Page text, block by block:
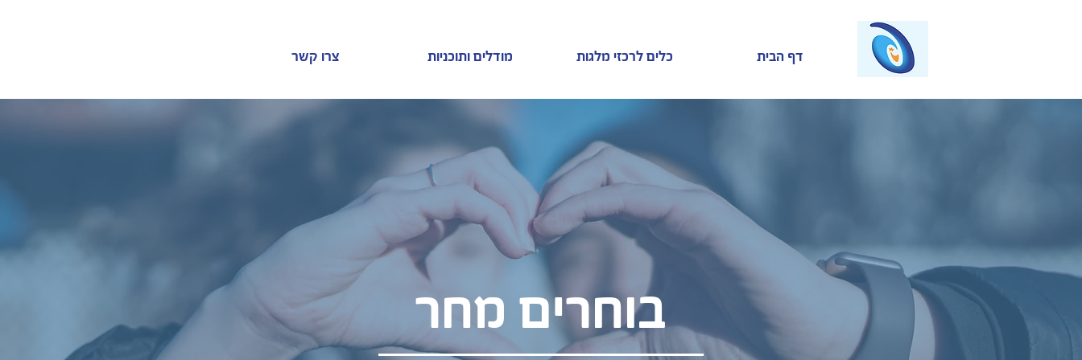
דף הבית כלים לרכזי מלגות מודלים ותוכניות צרו קשר
בוחרים מחר